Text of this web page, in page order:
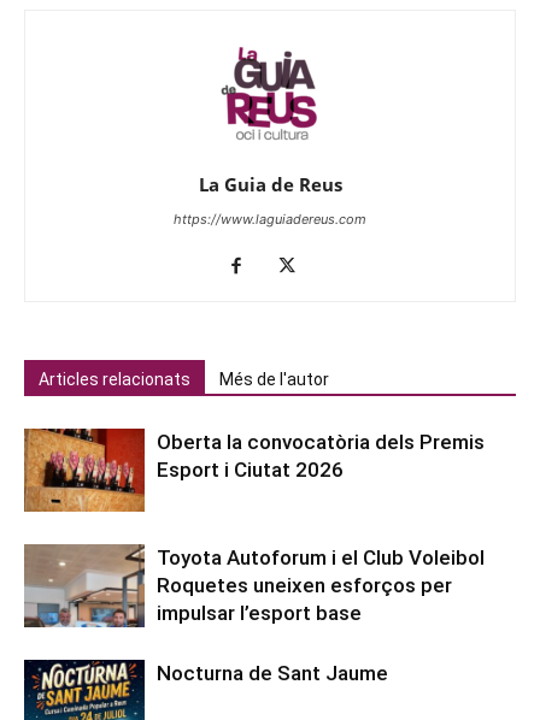
La Guia de Reus
https://www.laguiadereus.com
Articles relacionats Més de l'autor
Oberta la convocatòria dels Premis
Esport i Ciutat 2026
Toyota Autoforum i el Club Voleibol
Roquetes uneixen esforços per
impulsar l’esport base
Nocturna de Sant Jaume